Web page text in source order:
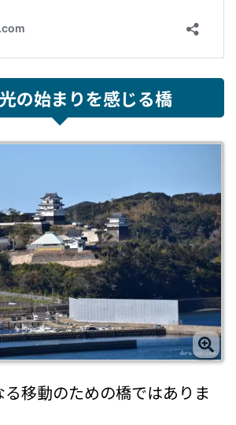
の始まりを感じる橋
移動のための橋ではありま